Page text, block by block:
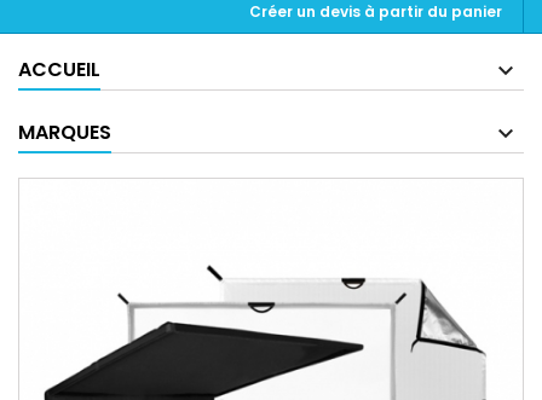
Créer un devis à partir du panier
ACCUEIL
MARQUES